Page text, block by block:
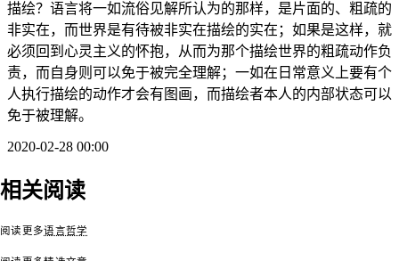
描绘？语言将一如流俗见解所认为的那样，是片面的、粗疏的
非实在，而世界是有待被非实在描绘的实在；如果是这样，就
必须回到心灵主义的怀抱，从而为那个描绘世界的粗疏动作负
责，而自身则可以免于被完全理解；一如在日常意义上要有个
人执行描绘的动作才会有图画，而描绘者本人的内部状态可以
免于被理解。
2020-02-28 00:00
相关阅读
阅读更多语言哲学
从两个语言哲学教训
看法哲学中的形而上
学进路